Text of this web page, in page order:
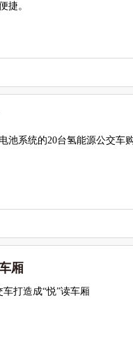
捷。
池系统的20台氢能源公交车
厢
打造成“悦”读车厢